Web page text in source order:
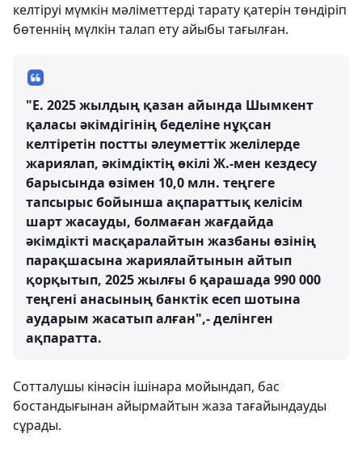
келтiруi мүмкiн мәлiметтердi тарату қатерін төндіріп
бөтеннің мүлкін талап ету айыбы тағылған.
"Е. 2025 жылдың қазан айында Шымкент
қаласы әкімдігінің беделіне нұқсан
келтіретін постты әлеуметтік желілерде
жариялап, әкімдіктің өкілі Ж.-мен кездесу
барысында өзімен 10,0 млн. теңгеге
тапсырыс бойынша ақпараттық келісім
шарт жасауды, болмаған жағдайда
әкімдікті масқаралайтын жазбаны өзінің
парақшасына жариялайтынын айтып
қорқытып, 2025 жылғы 6 қарашада 990 000
теңгені анасының банктік есеп шотына
аударым жасатып алған",- делінген
ақпаратта.
Сотталушы кінәсін ішінара мойындап, бас
бостандығынан айырмайтын жаза тағайындауды
сұрады.